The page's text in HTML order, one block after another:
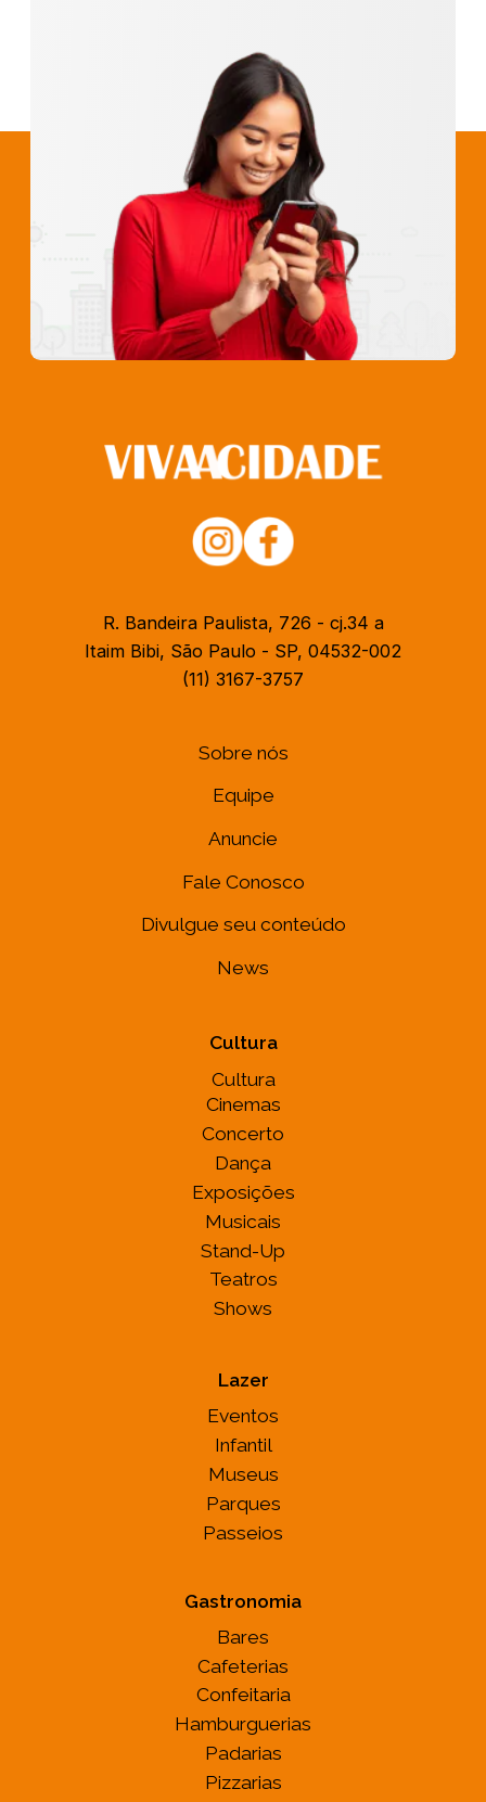
R. Bandeira Paulista, 726 - cj.34 a
Itaim Bibi, São Paulo - SP, 04532-002
(11) 3167-3757
Sobre nós
Equipe
Anuncie
Fale Conosco
Divulgue seu conteúdo
News
Cultura
Cultura
Cinemas
Concerto
Dança
Exposições
Musicais
Stand-Up
Teatros
Shows
Lazer
Eventos
Infantil
Museus
Parques
Passeios
Gastronomia
Bares
Cafeterias
Confeitaria
Hamburguerias
Padarias
Pizzarias